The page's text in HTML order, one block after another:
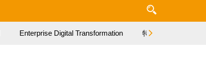
Enterprise Digital Transformation 特集